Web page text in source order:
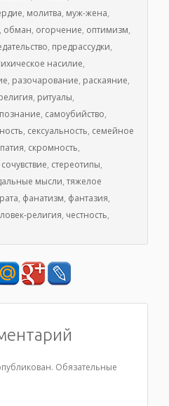
, молитва, муж-жена,
, обман, огорчение, оптимизм,
, предрассудки,
насилие,
, разочарование, раскаяние,
, ритуалы,
, самоубийство,
, сексуальность, семейное
, скромность,
сочувствие, стереотипы,
мысли,тяжелое
, фанатизм, фантазия,
религия, честность,
Обязательные